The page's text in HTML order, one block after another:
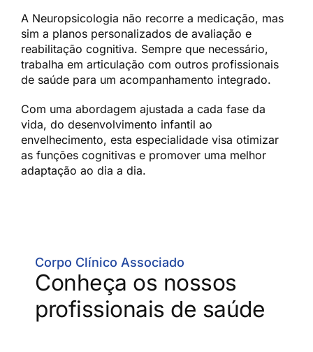
A Neuropsicologia não recorre a medicação, mas
sim a planos personalizados de avaliação e
reabilitação cognitiva. Sempre que necessário,
trabalha em articulação com outros profissionais
de saúde para um acompanhamento integrado.
Com uma abordagem ajustada a cada fase da
vida, do desenvolvimento infantil ao
envelhecimento, esta especialidade visa otimizar
as funções cognitivas e promover uma melhor
adaptação ao dia a dia.
Corpo Clínico Associado
Conheça os nossos
profissionais de saúde